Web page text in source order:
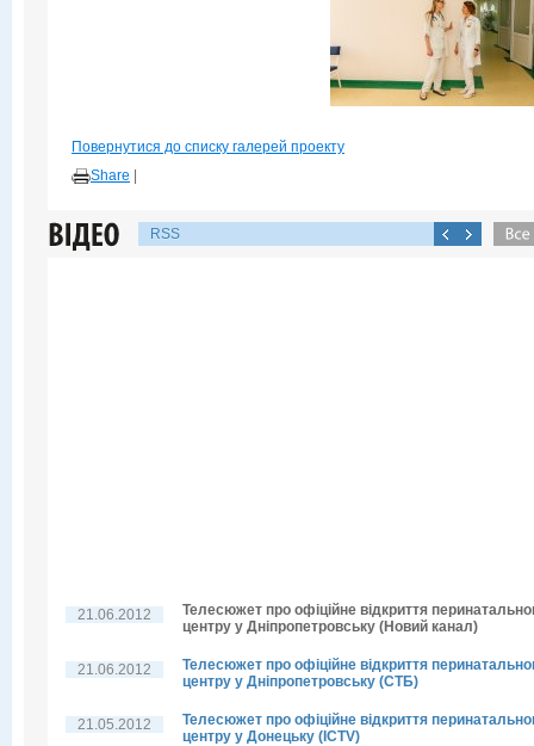
Повернутися до списку галерей проекту
Share
RSS
21.06.2012
Телесюжет про офіційне відкриття
центру у Дніпропетровську (Новий канал)
21.06.2012
Телесюжет про офіційне відкриття
центру у Дніпропетровську (СТБ)
21.05.2012
Телесюжет про офіційне відкриття
центру у Донецьку (ICTV)